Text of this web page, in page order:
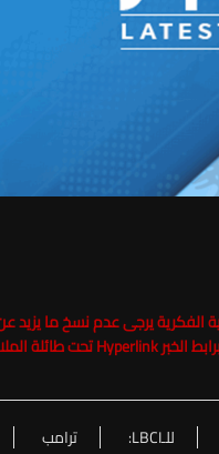
للـLBCI: ترامب